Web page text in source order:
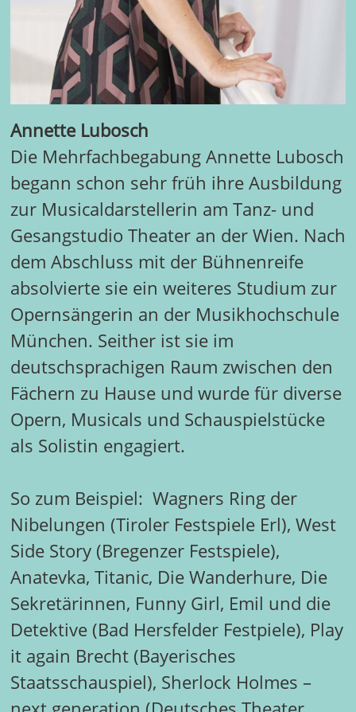
Annette Lubosch
Die Mehrfachbegabung Annette Lubosch
begann schon sehr früh ihre Ausbildung
zur Musicaldarstellerin am Tanz- und
Gesangstudio Theater an der Wien. Nach
dem Abschluss mit der Bühnenreife
absolvierte sie ein weiteres Studium zur
Opernsängerin an der Musikhochschule
München. Seither ist sie im
deutschsprachigen Raum zwischen den
Fächern zu Hause und wurde für diverse
Opern, Musicals und Schauspielstücke
als Solistin engagiert.
So zum Beispiel: Wagners Ring der
Nibelungen (Tiroler Festspiele Erl), West
Side Story (Bregenzer Festspiele),
Anatevka, Titanic, Die Wanderhure, Die
Sekretärinnen, Funny Girl, Emil und die
Detektive (Bad Hersfelder Festpiele), Play
it again Brecht (Bayerisches
Staatsschauspiel), Sherlock Holmes –